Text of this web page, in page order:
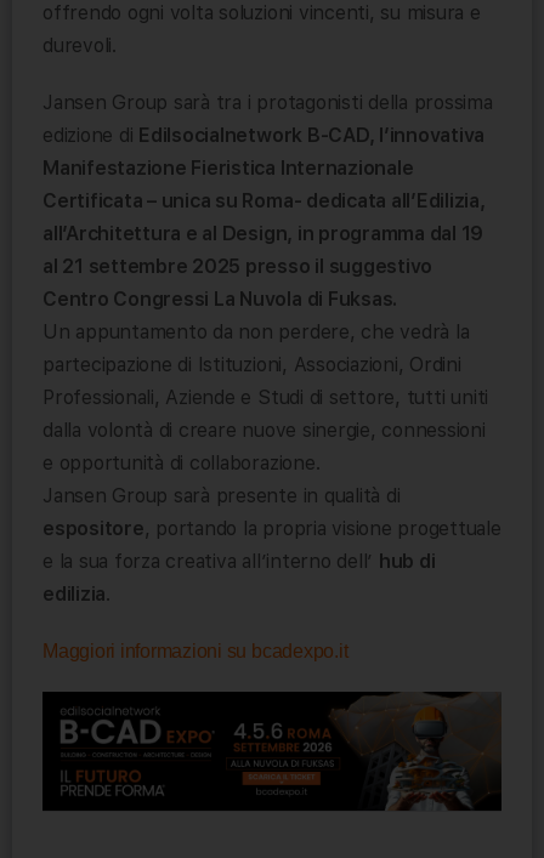
offrendo ogni volta soluzioni vincenti, su misura e
durevoli.
Jansen Group sarà tra i protagonisti della prossima
edizione di Edilsocialnetwork B-CAD, l’innovativa
Manifestazione Fieristica Internazionale
Certificata – unica su Roma- dedicata all’Edilizia,
all’Architettura e al Design, in programma dal 19
al 21 settembre 2025 presso il suggestivo
Centro Congressi La Nuvola di Fuksas.
Un appuntamento da non perdere, che vedrà la
partecipazione di Istituzioni, Associazioni, Ordini
Professionali, Aziende e Studi di settore, tutti uniti
dalla volontà di creare nuove sinergie, connessioni
e opportunità di collaborazione.
Jansen Group sarà presente in qualità di
espositore, portando la propria visione progettuale
e la sua forza creativa all’interno dell’ hub di
edilizia.
Maggiori informazioni su bcadexpo.it